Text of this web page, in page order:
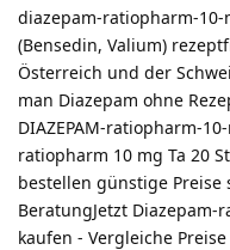
diazepam-ratiopharm-
(Bensedin, Valium)
Österreich und der
man Diazepam ohne
DIAZEPAM-ratiopharm-
ratiopharm 10 mg Ta 20
bestellen günstige Preise
BeratungJetzt
kaufen - Vergleiche